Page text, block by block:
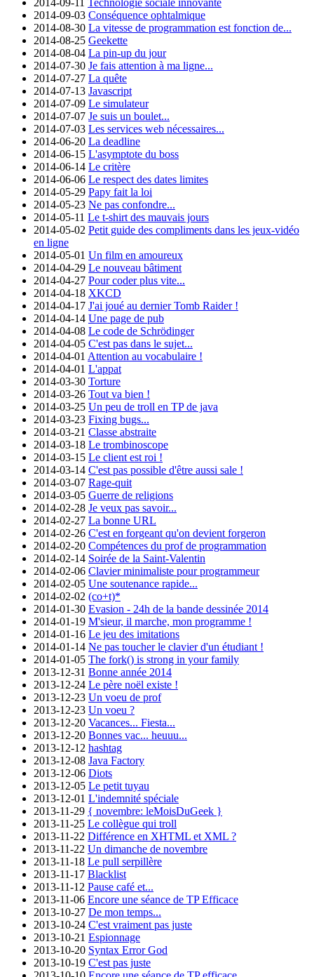
2014-09-03 Conséquence ophtalmique
2014-08-30 La vitesse de programmation est fonction de...
2014-08-25 Geekette
2014-08-04 La pin-up du jour
2014-07-30 Je fais attention à ma ligne...
2014-07-27 La quête
2014-07-13 Javascript
2014-07-09 Le simulateur
2014-07-07 Je suis un boulet...
2014-07-03 Les services web nécessaires...
2014-06-20 La deadline
2014-06-15 L'asymptote du boss
2014-06-14 Le critère
2014-06-06 Le respect des dates limites
2014-05-29 Papy fait la loi
2014-05-23 Ne pas confondre...
2014-05-11 Le t-shirt des mauvais jours
2014-05-02 Petit guide des compliments dans les jeux-vidéo
en ligne
2014-05-01 Un film en amoureux
2014-04-29 Le nouveau bâtiment
2014-04-27 Pour coder plus vite...
2014-04-18 XKCD
2014-04-17 J'ai joué au dernier Tomb Raider !
2014-04-14 Une page de pub
2014-04-08 Le code de Schrödinger
2014-04-05 C'est pas dans le sujet...
2014-04-01 Attention au vocabulaire !
2014-04-01 L'appat
2014-03-30 Torture
2014-03-26 Tout va bien !
2014-03-25 Un peu de troll en TP de java
2014-03-23 Fixing bugs...
2014-03-21 Classe abstraite
2014-03-18 Le trombinoscope
2014-03-15 Le client est roi !
2014-03-14 C'est pas possible d'être aussi sale !
2014-03-07 Rage-quit
2014-03-05 Guerre de religions
2014-02-28 Je veux pas savoir...
2014-02-27 La bonne URL
2014-02-26 C'est en forgeant qu'on devient forgeron
2014-02-20 Compétences du prof de programmation
2014-02-14 Soirée de la Saint-Valentin
2014-02-06 Clavier minimaliste pour programmeur
2014-02-05 Une soutenance rapide...
2014-02-02 (co+t)*
2014-01-30 Evasion - 24h de la bande dessinée 2014
2014-01-19 M'sieur, il marche, mon programme !
2014-01-16 Le jeu des imitations
2014-01-14 Ne pas toucher le clavier d'un étudiant !
2014-01-05 The fork() is strong in your family
2013-12-31 Bonne année 2014
2013-12-24 Le père noël existe !
2013-12-23 Un voeu de prof
2013-12-23 Un voeu ?
2013-12-20 Vacances... Fiesta...
2013-12-20 Bonnes vac... heuuu...
2013-12-12 hashtag
2013-12-08 Java Factory
2013-12-06 Diots
2013-12-05 Le petit tuyau
2013-12-01 L'indemnité spéciale
2013-11-29 { novembre: leMoisDuGeek }
2013-11-25 Le collègue qui troll
2013-11-22 Différence en XHTML et XML ?
2013-11-22 Un dimanche de novembre
2013-11-18 Le pull serpillère
2013-11-17 Blacklist
2013-11-12 Pause café et...
2013-11-06 Encore une séance de TP Efficace
2013-10-27 De mon temps...
2013-10-24 C'est vraiment pas juste
2013-10-21 Espionnage
2013-10-20 Syntax Error God
2013-10-19 C'est pas juste